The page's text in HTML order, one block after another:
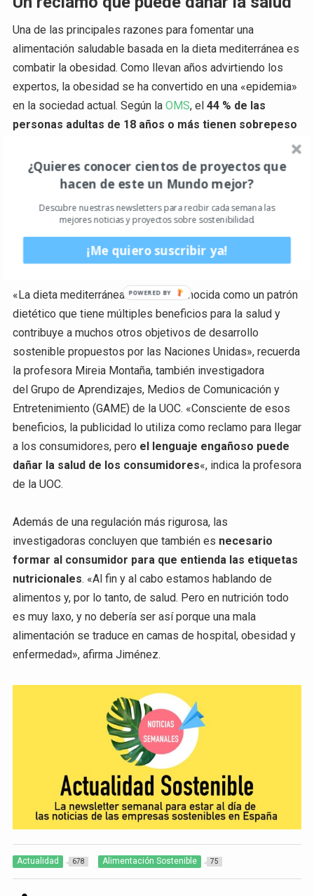
Una de las principales razones para fomentar una
alimentación saludable basada en la dieta mediterránea es
combatir la obesidad. Como llevan años advirtiendo los
expertos, la obesidad se ha convertido en una «epidemia»
en la sociedad actual. Según la OMS, el 44 % de las
personas adultas de 18 años o más tienen sobrepeso
Encuesta Europea de Salud en Españadel año 2020
reveló que un16,5 % de hombres de 18 años o más y un
de esta situación es una dieta basada en productos de
nivel nutricional bajo que, a su vez, son ricos en grasa, sal
«La dieta mediterránea ha sido reconocida como un patrón
dietético que tiene múltiples beneficios para la salud y
contribuye a muchos otros objetivos de desarrollo
sostenible propuestos por las Naciones Unidas», recuerda
la profesora Mireia Montaña, también investigadora
del Grupo de Aprendizajes, Medios de Comunicación y
Entretenimiento (GAME) de la UOC. «Consciente de esos
beneficios, la publicidad lo utiliza como reclamo para llegar
a los consumidores, pero el lenguaje engañoso puede
dañar la salud de los consumidores«, indica la profesora
de la UOC.
Además de una regulación más rigurosa, las
investigadoras concluyen que también es necesario
formar al consumidor para que entienda las etiquetas
nutricionales. «Al fin y al cabo estamos hablando de
alimentos y, por lo tanto, de salud. Pero en nutrición todo
es muy laxo, y no debería ser así porque una mala
alimentación se traduce en camas de hospital, obesidad y
enfermedad», afirma Jiménez.
Actualidad 678 Alimentación Sostenible 75
¿Quieres conocer cientos de proyectos que
hacen de este un Mundo mejor?
Descubre nuestras newsletters para recibir cada semana las
mejores noticias y proyectos sobre sostenibilidad.
¡Me quiero suscribir ya!